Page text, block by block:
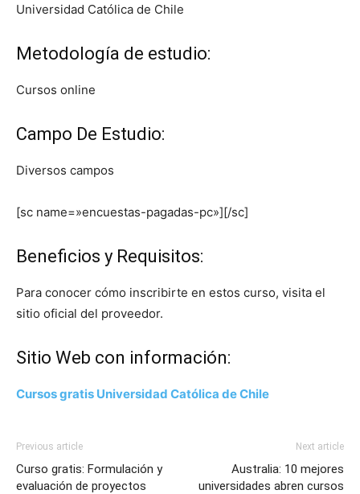
Universidad Católica de Chile
Metodología de estudio:
Cursos online
Campo De Estudio:
Diversos campos
[sc name=»encuestas-pagadas-pc»][/sc]
Beneficios y Requisitos:
Para conocer cómo inscribirte en estos curso, visita el
sitio oficial del proveedor.
Sitio Web con información:
Cursos gratis Universidad Católica de Chile
Previous article
Curso gratis: Formulación y
evaluación de proyectos
Next article
Australia: 10 mejores
universidades abren cursos